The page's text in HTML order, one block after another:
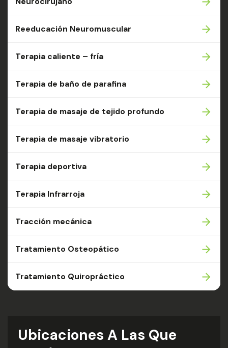
Reeducación Neuromuscular
Terapia caliente – fría
Terapia de baño de parafina
Terapia de masaje de tejido profundo
Terapia de masaje vibratorio
Terapia deportiva
Terapia Infrarroja
Tracción mecánica
Tratamiento Osteopático
Tratamiento Quiropráctico
Ubicaciones A Las Que